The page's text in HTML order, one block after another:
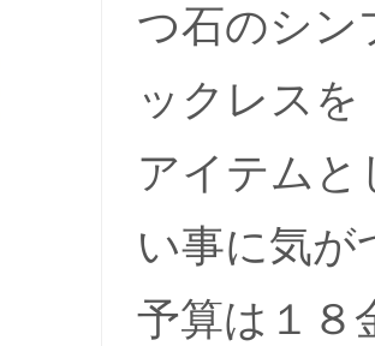
つ石のシン
ックレスを
アイテム
い事に気が
予算は１８